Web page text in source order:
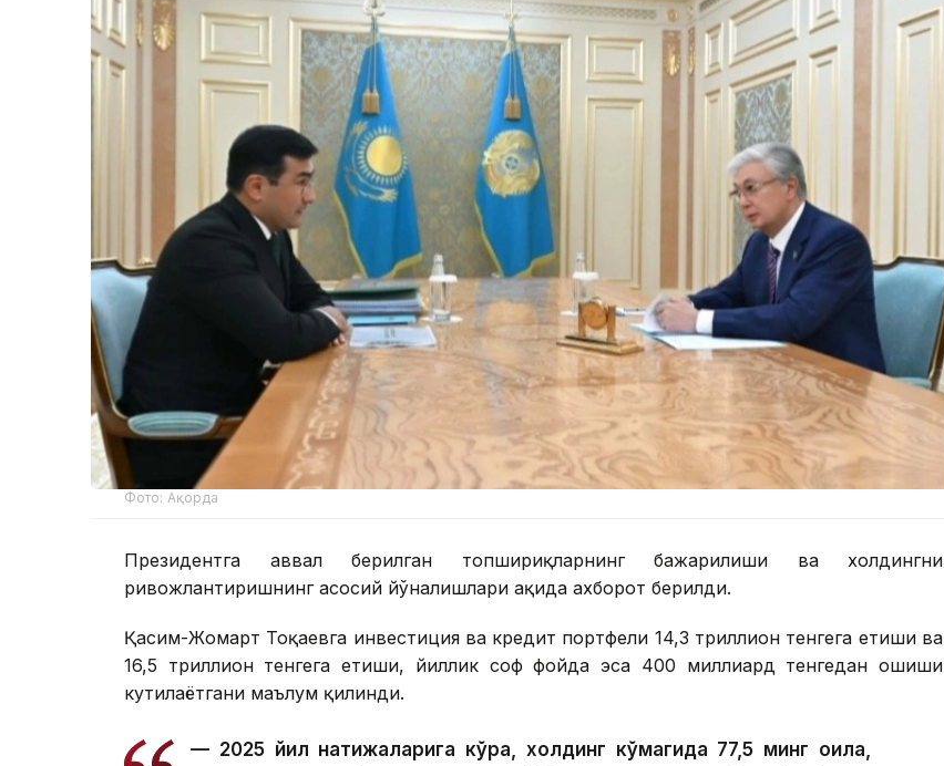
Фото: Ақорда
Президентга аввал берилган топшириқларнинг бажарилиши ва холдингни
ривожлантиришнинг асосий йўналишлари ҳақида ахборот берилди.
Қасим-Жомарт Тоқаевга инвестиция ва кредит портфели 14,3 триллион тенгега етиши ва
16,5 триллион тенгега етиши, йиллик соф фойда эса 400 миллиард тенгедан ошиши
кутилаётгани маълум қилинди.
— 2025 йил натижаларига кўра, холдинг кўмагида 77,5 минг оила,